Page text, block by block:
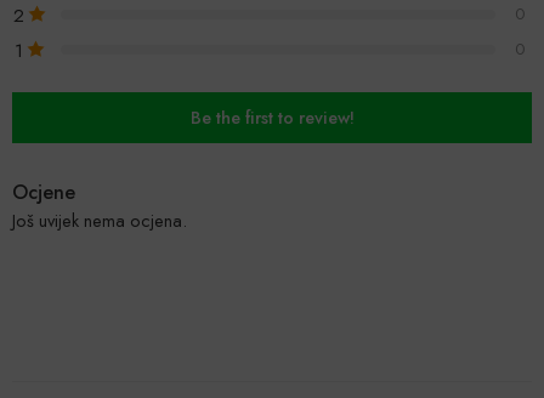
2 0
1 0
Be the first to review!
Ocjene
Još uvijek nema ocjena.